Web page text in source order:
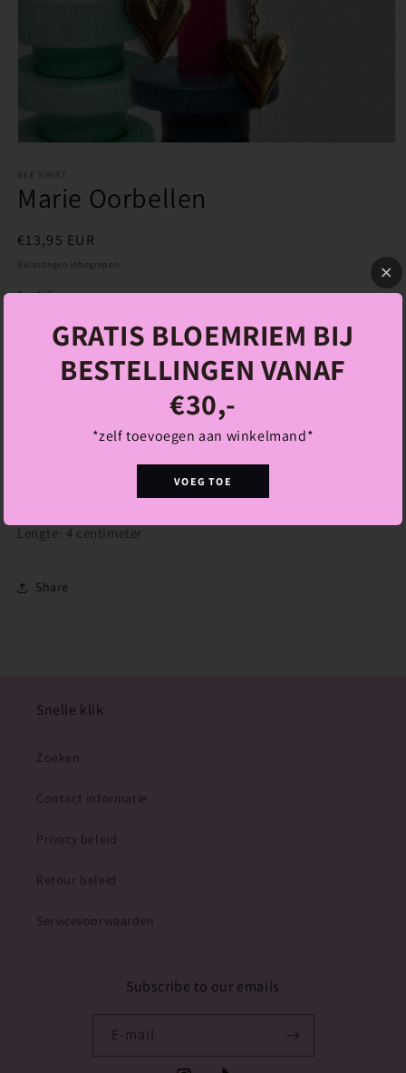
openen
in
modaal
BEE SWIET
Marie Oorbellen
Normale
prijs
€13,95 EUR
Belastingen inbegrepen.
Aantal
Aantal
voor
Aantal
voor
Oorbellen
Aan winkelwagen toevoegen
Meer betalingsopties
Lengte: 4 centimeter
Share
Snelle klik
Zoeken
Contact informatie
Privacy beleid
Retour beleid
Servicevoorwaarden
Subscribe to our emails
E‑mail
GRATIS BLOEMRIEM BIJ
BESTELLINGEN VANAF
€30,-
*zelf toevoegen aan winkelmand*
VOEG TOE